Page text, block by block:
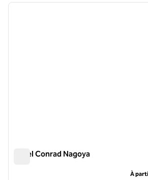
1 sur 11
Hôtel Conrad Nagoya
À